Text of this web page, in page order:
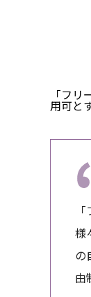
「フ
用可と
様
の
由